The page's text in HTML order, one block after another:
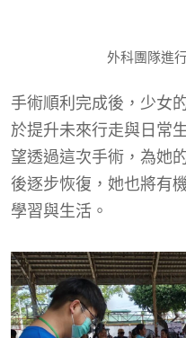
外科團隊進
手術順利完成後，少女
於提升未來行走與日常
望透過這次手術，為她
後逐步恢復，她也將有
學習與生活。